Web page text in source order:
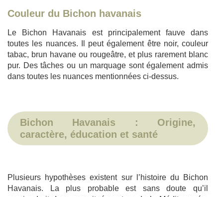
Couleur du Bichon havanais
Le Bichon Havanais est principalement fauve dans
toutes les nuances. Il peut également être noir, couleur
tabac, brun havane ou rougeâtre, et plus rarement blanc
pur. Des tâches ou un marquage sont également admis
dans toutes les nuances mentionnées ci-dessus.
Bichon Havanais : Origine,
caractère, éducation et santé
Plusieurs hypothèses existent sur l’histoire du Bichon
Havanais. La plus probable est sans doute qu’il